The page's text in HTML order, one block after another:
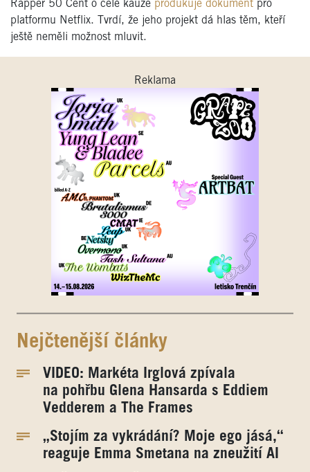
Rapper 50 Cent o celé kauze produkuje dokument pro
platformu Netflix. Tvrdí, že jeho projekt dá hlas těm, kteří
ještě neměli možnost mluvit.
Reklama
Nejčtenější články
VIDEO: Markéta Irglová zpívala
na pohřbu Glena Hansarda s Eddiem
Vedderem a The Frames
„Stojím za vykrádání? Moje ego jásá,“
reaguje Emma Smetana na zneužití AI